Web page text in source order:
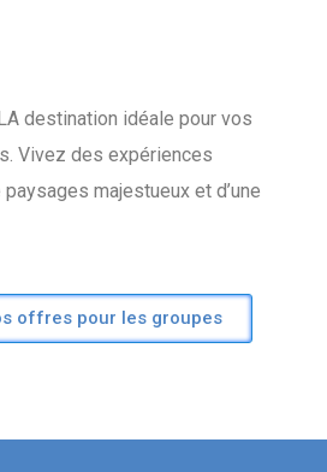
destination idéale pour vos
Vivez des expériences
majestueux et d’une
offres pour les groupes